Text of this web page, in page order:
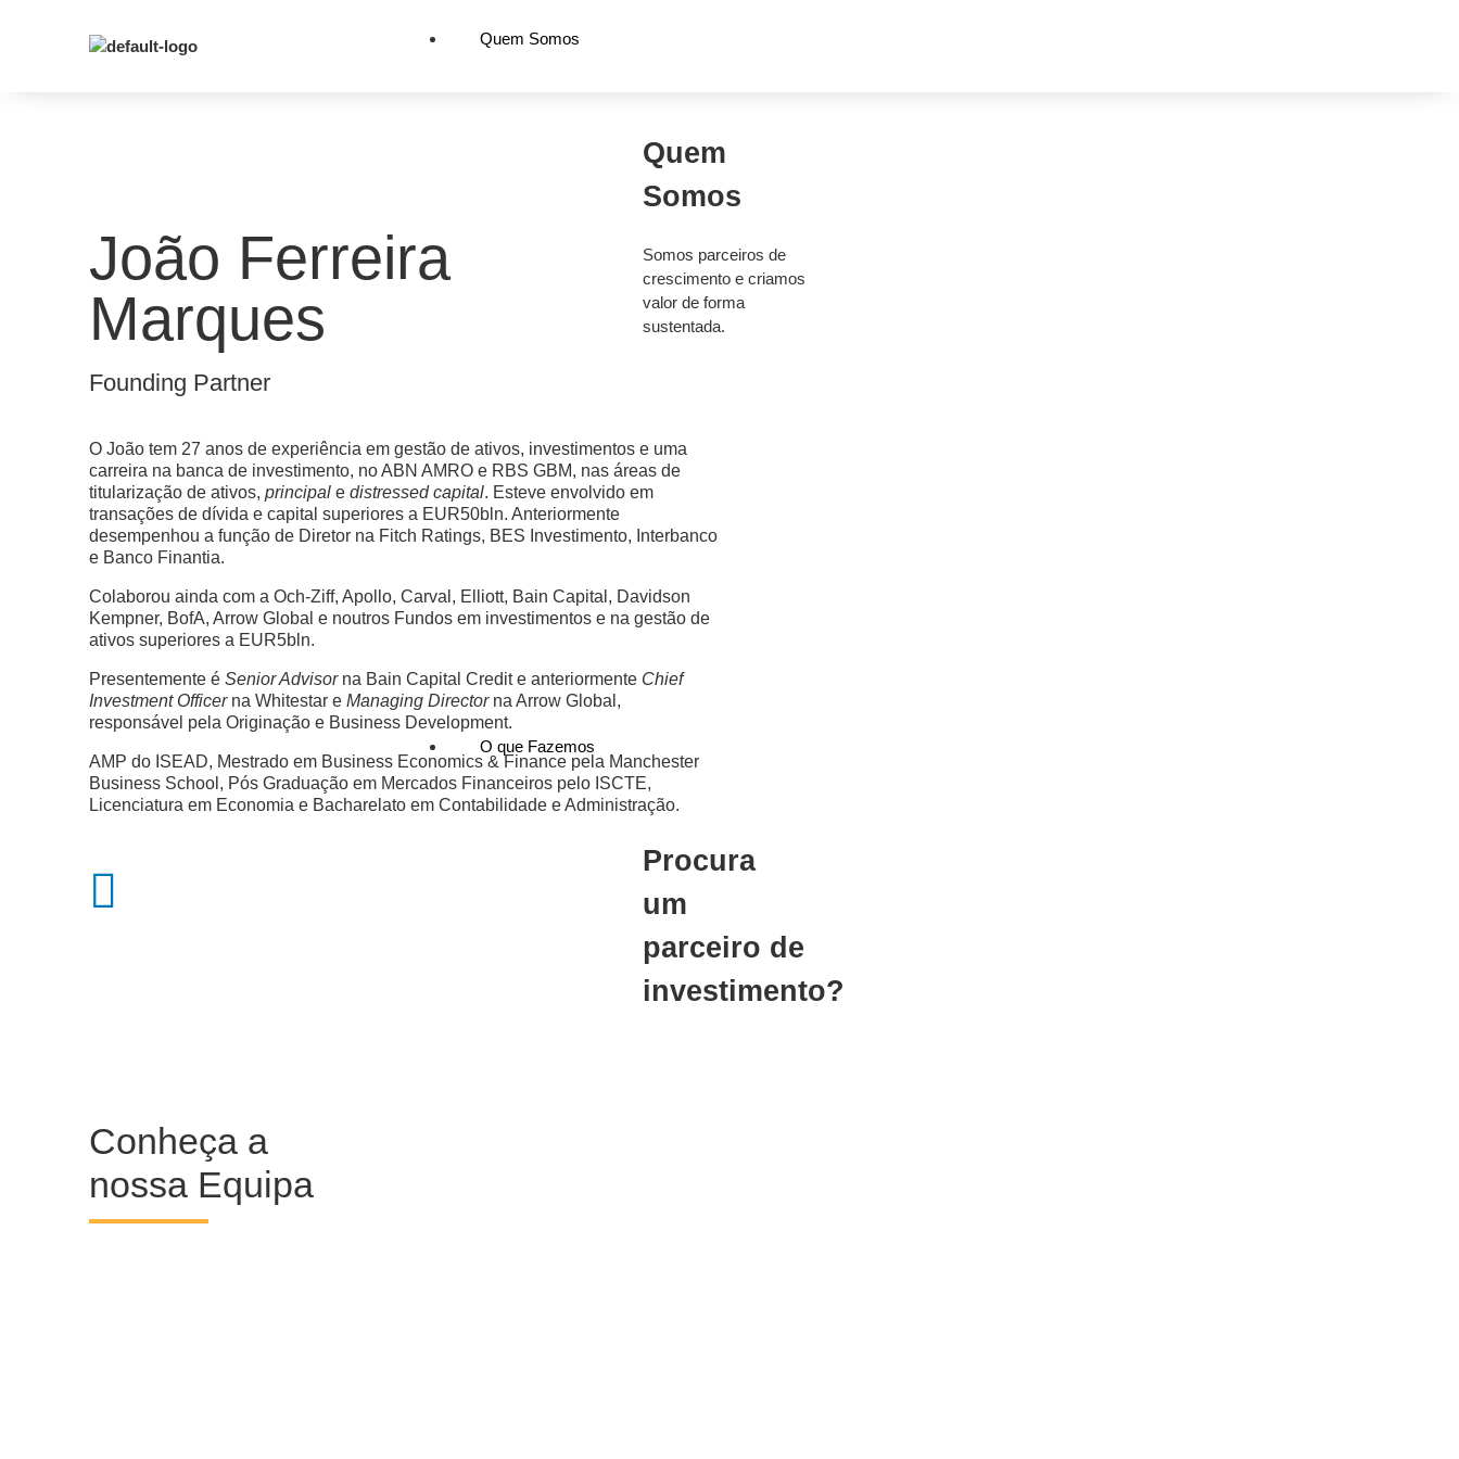
Quem Somos
Quem
Somos
Somos parceiros de
crescimento e criamos
valor de forma
sustentada.
O que Fazemos
Procura
um
parceiro de
investimento?
João Ferreira
Marques
Founding Partner
O João tem 27 anos de experiência em gestão de ativos, investimentos e uma
carreira na banca de investimento, no ABN AMRO e RBS GBM, nas áreas de
titularização de ativos, principal e distressed capital. Esteve envolvido em
transações de dívida e capital superiores a EUR50bln. Anteriormente
desempenhou a função de Diretor na Fitch Ratings, BES Investimento, Interbanco
e Banco Finantia.
Colaborou ainda com a Och-Ziff, Apollo, Carval, Elliott, Bain Capital, Davidson
Kempner, BofA, Arrow Global e noutros Fundos em investimentos e na gestão de
ativos superiores a EUR5bln.
Presentemente é Senior Advisorna Bain Capital Credit e anteriormente Chief
Investment Officer na Whitestar e Managing Directorna Arrow Global,
responsável pela Originação e Business Development.
AMP do ISEAD, Mestrado em Business Economics & Finance pela Manchester
Business School, Pós Graduação em Mercados Financeiros pelo ISCTE,
Licenciatura em Economia e Bacharelato em Contabilidade e Administração.
Conheça a
nossa Equipa